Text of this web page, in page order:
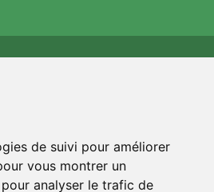
de suivi pour améliorer
vous montrer un
analyser le trafic de
we een boom! Lees meer